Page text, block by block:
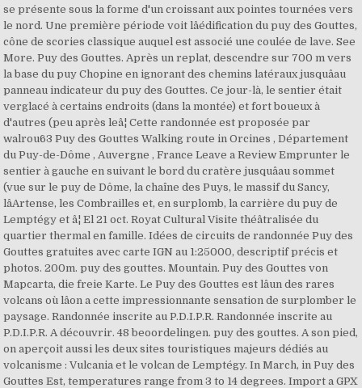
se présente sous la forme d'un croissant aux pointes tournées vers
le nord. Une première période voit lâédification du puy des Gouttes,
cône de scories classique auquel est associé une coulée de lave. See
More. Puy des Gouttes. Après un replat, descendre sur 700 m vers
la base du puy Chopine en ignorant des chemins latéraux jusquâau
panneau indicateur du puy des Gouttes. Ce jour-là, le sentier était
verglacé à certains endroits (dans la montée) et fort boueux à
d'autres (peu après leâ¦ Cette randonnée est proposée par
walrou63 Puy des Gouttes Walking route in Orcines , Département
du Puy-de-Dôme , Auvergne , France Leave a Review Emprunter le
sentier à gauche en suivant le bord du cratère jusquâau sommet
(vue sur le puy de Dôme, la chaîne des Puys, le massif du Sancy,
lâArtense, les Combrailles et, en surplomb, la carrière du puy de
Lemptégy et â¦ El 21 oct. Royat Cultural Visite théâtralisée du
quartier thermal en famille. Idées de circuits de randonnée Puy des
Gouttes gratuites avec carte IGN au 1:25000, descriptif précis et
photos. 200m. puy des gouttes. Mountain. Puy des Gouttes von
Mapcarta, die freie Karte. Le Puy des Gouttes est lâun des rares
volcans où lâon a cette impressionnante sensation de surplomber le
paysage. Randonnée inscrite au P.D.I.P.R. Randonnée inscrite au
P.D.I.P.R. A découvrir. 48 beoordelingen. puy des gouttes. A son pied,
on aperçoit aussi les deux sites touristiques majeurs dédiés au
volcanisme : Vulcania et le volcan de Lemptégy. In March, in Puy des
Gouttes Est, temperatures range from 3 to 14 degrees. Import a GPX